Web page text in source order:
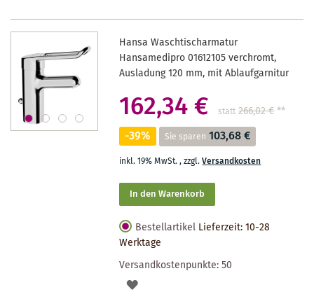
Hansa Waschtischarmatur
Hansamedipro 01612105 verchromt,
Ausladung 120 mm, mit Ablaufgarnitur
162,34 € statt 266,02 €**
-39% Sie sparen 103,68 €
inkl. 19% MwSt.,zzgl.Versandkosten
In den Warenkorb
Bestellartikel Lieferzeit: 10-28
Werktage
Versandkostenpunkte:50
AUF